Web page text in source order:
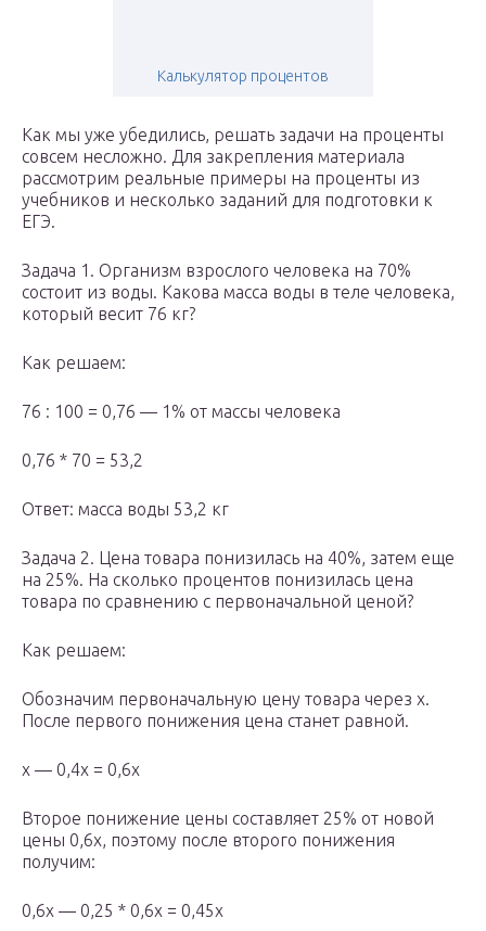
Калькулятор процентов
Как мы уже убедились, решать задачи на проценты
совсем несложно. Для закрепления материала
рассмотрим реальные примеры на проценты из
учебников и несколько заданий для подготовки к
ЕГЭ.
Задача 1. Организм взрослого человека на 70%
состоит из воды. Какова масса воды в теле человека,
который весит 76 кг?
Как решаем:
76 : 100 = 0,76 — 1% от массы человека
0,76 * 70 = 53,2
Ответ: масса воды 53,2 кг
Задача 2. Цена товара понизилась на 40%, затем еще
на 25%. На сколько процентов понизилась цена
товара по сравнению с первоначальной ценой?
Как решаем:
Обозначим первоначальную цену товара через х.
После первого понижения цена станет равной.
х — 0,4х = 0,6x
Второе понижение цены составляет 25% от новой
цены 0,6х, поэтому после второго понижения
получим:
0,6х — 0,25 * 0,6x = 0,45x